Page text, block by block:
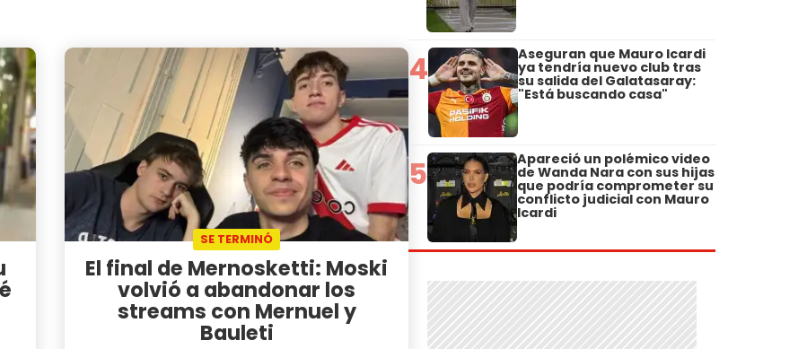
SE TERMINÓ
El final de Mernosketti: Moski
volvió a abandonar los
streams con Mernuel y
Bauleti
4 Aseguran que Mauro Icardi
ya tendría nuevo club tras
su salida del Galatasaray:
"Está buscando casa"
5 Apareció un polémico video
de Wanda Nara con sus hijas
que podría comprometer su
conflicto judicial con Mauro
Icardi